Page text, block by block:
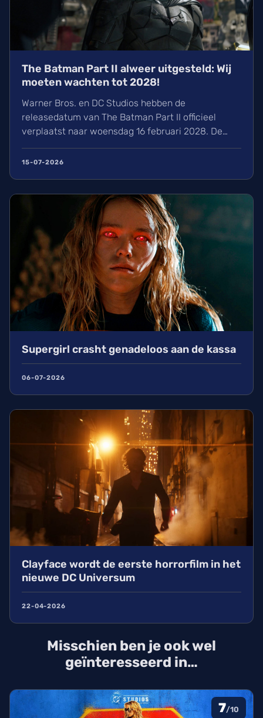
The Batman Part II alweer uitgesteld: Wij
moeten wachten tot 2028!
Warner Bros. en DC Studios hebben de
releasedatum van The Batman Part II officieel
verplaatst naar woensdag 16 februari 2028. De
vertraging is het gevolg van de stakingen in
Hollywood, waardoor de productie van de film met
andere grote titels zoals The Great Beyond van
J.J. Abrams en Mickey 17. In dit artikel lees je alles
over de nieuwe castleden zoals Sebastian Stan en
Scarlett Johansson, de geruchten over de Court of
Owls en wat wij nog meer van het DC-universum
kunnen verwachten in de bioscoop.
15-07-2026
Supergirl crasht genadeloos aan de kassa
06-07-2026
Clayface wordt de eerste horrorfilm in het
nieuwe DC Universum
22-04-2026
Misschien ben je ook wel
geïnteresseerd in…
7/10